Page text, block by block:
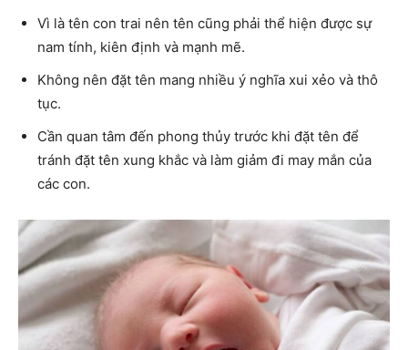
Vì là tên con trai nên tên cũng phải thể hiện được sự
nam tính, kiên định và mạnh mẽ.
Không nên đặt tên mang nhiều ý nghĩa xui xẻo và thô
tục.
Cần quan tâm đến phong thủy trước khi đặt tên để
tránh đặt tên xung khắc và làm giảm đi may mắn của
các con.